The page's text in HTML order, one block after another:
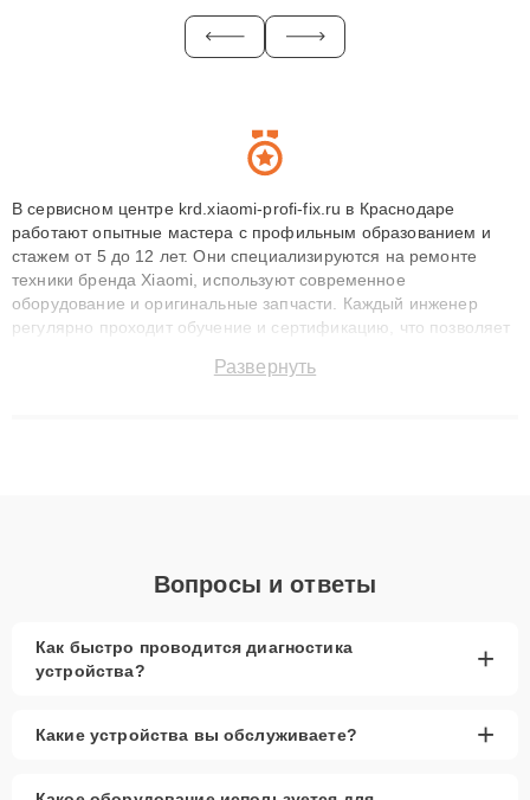
В сервисном центре krd.xiaomi-profi-fix.ru в Краснодаре
работают опытные мастера с профильным образованием и
стажем от 5 до 12 лет. Они специализируются на ремонте
техники бренда Xiaomi, используют современное
оборудование и оригинальные запчасти. Каждый инженер
регулярно проходит обучение и сертификацию, что позволяет
технику с сохранением гарантии до 3 лет. Наши мастера
Развернуть
Вопросы и ответы
Как быстро проводится диагностика
устройства?
+
Какие устройства вы обслуживаете? +